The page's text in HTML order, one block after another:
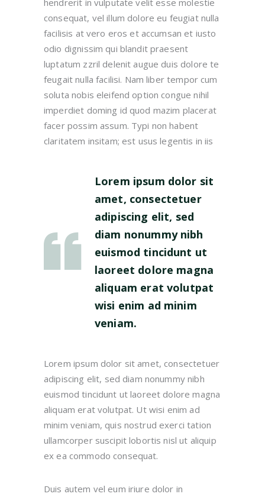
consequat, vel illum dolore eu feugiat nulla
facilisis at vero eros et accumsan et iusto
odio dignissim qui blandit praesent
luptatum zzril delenit augue duis dolore te
feugait nulla facilisi. Nam liber tempor cum
soluta nobis eleifend option congue nihil
imperdiet doming id quod mazim placerat
facer possim assum. Typi non habent
claritatem insitam; est usus legentis in iis
Lorem ipsum dolor sit
amet, consectetuer
adipiscing elit, sed
diam nonummy nibh
euismod tincidunt ut
laoreet dolore magna
aliquam erat volutpat
wisi enim ad minim
veniam.
Lorem ipsum dolor sit amet, consectetuer
adipiscing elit, sed diam nonummy nibh
euismod tincidunt ut laoreet dolore magna
aliquam erat volutpat. Ut wisi enim ad
minim veniam, quis nostrud exerci tation
ullamcorper suscipit lobortis nisl ut aliquip
ex ea commodo consequat.
Duis autem vel eum iriure dolor in